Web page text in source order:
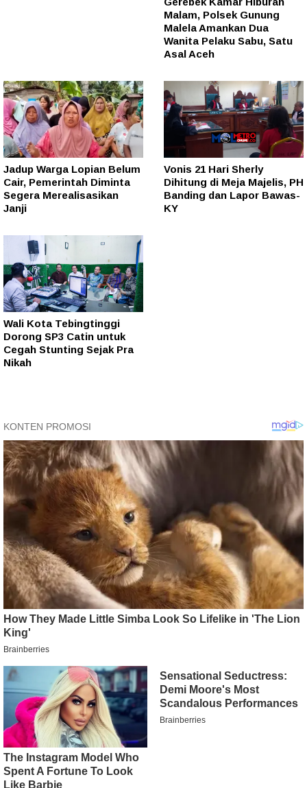
Malam, Polsek Gunung
Malela Amankan Dua
Wanita Pelaku Sabu, Satu
Asal Aceh
Jadup Warga Lopian Belum
Cair, Pemerintah Diminta
Segera Merealisasikan
Janji
Vonis 21 Hari Sherly
Dihitung di Meja Majelis, PH
Banding dan Lapor Bawas-
KY
Wali Kota Tebingtinggi
Dorong SP3 Catin untuk
Cegah Stunting Sejak Pra
Nikah